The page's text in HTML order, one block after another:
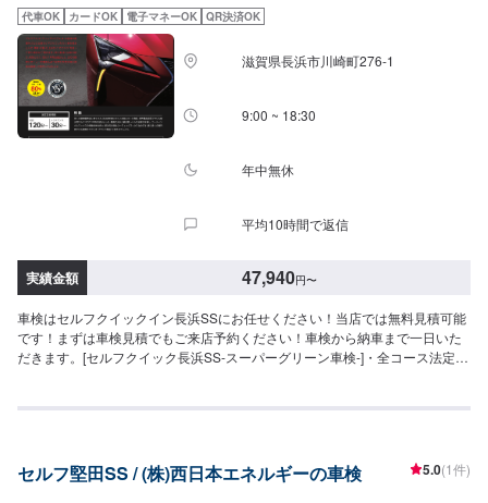
車検基本料22,000円各種法定料金合計36,250円----------------------------------------
-→[合計]58,250円-中型自動車(1,001〜1,500kg)-ー（プリウスアルフ
ァ,MAZDA3など）車検基本料22,000円各種法定料金合計44,450円---------------
--------------------------→[合計]66,450円-大型自動車(1,501〜2,000kg)-ー
（RAV4,レヴォーグなど）車検基本料22,000円各種法定料金合計52,750円----
-------------------------------------→[合計]74,750円≪注意事項≫・記載してある車
種はあくまで一例です（グレード等によっては一つ上の価格である場合がご
理・交換等が必要な場合は、別途費用がかかります・4WDは＋4,400円
代車OK カードOK 電子マネーOK QR決済OK
滋賀県長浜市川崎町276-1
9:00 ~ 18:30
年中無休
平均10時間で返信
実績金額 47,940円〜
車検はセルフクイックイン長浜SSにお任せください！当店では無料見積可能
です！まずは車検見積でもご来店予約ください！車検から納車まで一日いた
だきます。[セルフクイック長浜SS-スーパーグリーン車検-]・全コース法定24
円相当の特典プレゼント！！◇[特典１]（ご予約から最長２年間）ガソリン・
クーポン>（２回分）※一般価格よりの値引きとなります。≪車検価格≫-軽自
セルフ堅田SS / (株)西日本エネルギーの車検 5.0(1件)